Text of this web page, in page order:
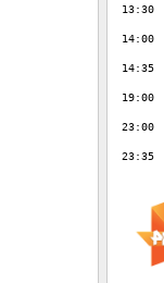
13:30
14:00
14:35
19:00
23:00
23:35